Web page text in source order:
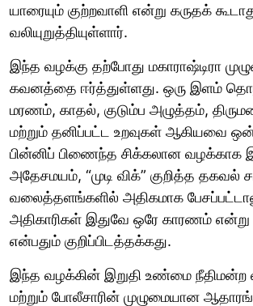
யாரையும் குற்றவாளி என்று கருதக்
வலியுறுத்தியுள்ளார்.
இந்த வழக்கு தற்போது மகாராஷ்டிரா
கவனத்தை ஈர்த்துள்ளது. ஒரு இளம்
மரணம், காதல், குடும்ப அழுத்தம்,
மற்றும் தனிப்பட்ட உறவுகள் ஆகியவை
பின்னிப் பிணைந்த சிக்கலான வழக்காக
அதேசமயம், “முடி விக்” குறித்த தகவல்
வலைத்தளங்களில் அதிகமாக
அதிகாரிகள் இதுவே ஒரே காரணம் என்று
என்பதும் குறிப்பிடத்தக்கது.
இந்த வழக்கின் இறுதி உண்மை நீதிமன்ற
மற்றும் போலீசாரின் முழுமையான